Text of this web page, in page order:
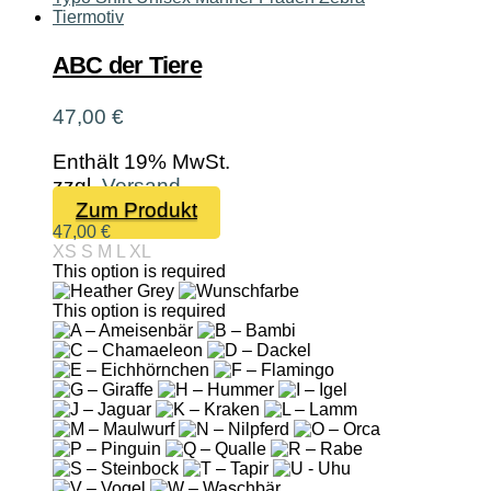
Optionen
ABC der Tiere
47,00 €
Enthält 19% MwSt.
zzgl.Versand
Zum Produkt
Produkt
mehrere
Varianten
auf.
Die
Optionen
können
auf
der
Produktseite
47,00 €
XS S M
XL
This option is required
This option is required